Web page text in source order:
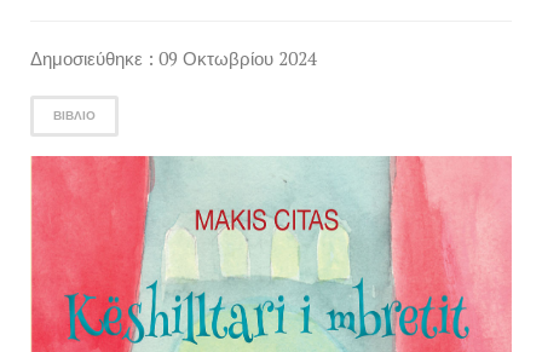
Δημοσιεύθηκε : 09 Οκτωβρίου 2024
ΒΙΒΛΊΟ